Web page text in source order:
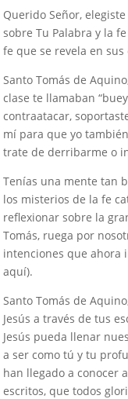
Querido Señor,
sobre Tu Palabra y la
fe que se revela en sus
Santo Tomás de
clase te llamaban
contraatacar,
mí para que yo
trate de derribarme o
Tenías una mente tan
los misterios de la fe
reflexionar sobre la
Tomás, ruega por
intenciones que ahora
aquí).
Santo Tomás de
Jesús a través de tus
Jesús pueda llenar
a ser como tú y tu
han llegado a conocer
escritos, que todos